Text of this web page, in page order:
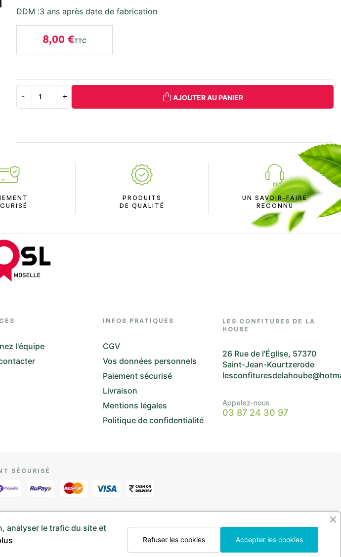
DDM :3 ans après date de fabrication
8,00 €TTC
AJOUTER AU PANIER
PRODUITS
DE QUALITÉ
UN SAVOIR-FAIRE
RECONNU
l'équipe
INFOS PRATIQUES
CGV
Vos données personnels
Paiement sécurisé
Livraison
Mentions légales
Politique de confidentialité
LES CONFITURES DE LA
HOUBE
26 Rue de l'Église, 57370
Saint-Jean-Kourtzerode
Appelez-nous
03 87 24 30 97
SÉCURISÉ
analyser le trafic du site et
Accepter les cookies
Refuser les cookies